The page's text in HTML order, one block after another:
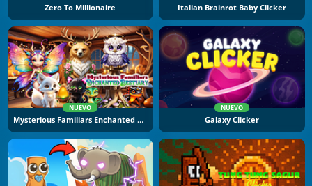
Zero To Millionaire Italian Brainrot Baby Clicker
NUEVO
Mysterious Familiars Enchanted Bestiary
NUEVO
Galaxy Clicker